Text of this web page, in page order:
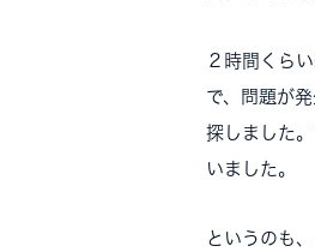
２時間くら
で、問題が
探しました
いました。
というのも